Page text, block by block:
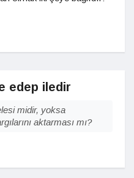
edep iledir
midir, yoksa
aktarması mı?